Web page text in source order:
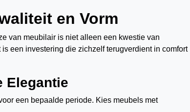
en Vorm
van meubilair is niet alleen een kwestie van
een investering die zichzelf terugverdient in comfort
Elegantie
een bepaalde periode. Kies meubels met